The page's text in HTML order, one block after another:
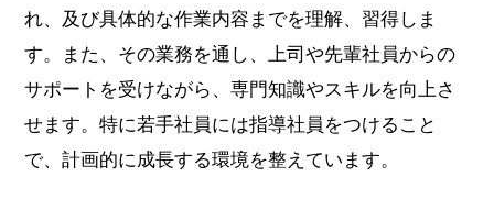
れ、及び具体的な作業内容までを理解、習得しま
す。また、その業務を通し、上司や先輩社員からの
サポートを受けながら、専門知識やスキルを向上さ
せます。特に若手社員には指導社員をつけること
で、計画的に成長する環境を整えています。